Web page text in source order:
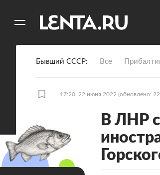
Бывший СССР Все
17:20, 22 июня 2022 (обновлено:
В ЛНР